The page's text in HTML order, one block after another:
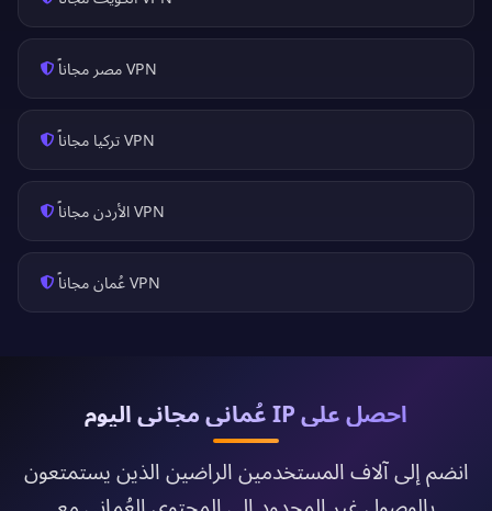
VPN مصر مجاناً
VPN تركيا مجاناً
VPN الأردن مجاناً
VPN عُمان مجاناً
احصل على IP عُماني مجاني اليوم
انضم إلى آلاف المستخدمين الراضين الذين يستمتعون